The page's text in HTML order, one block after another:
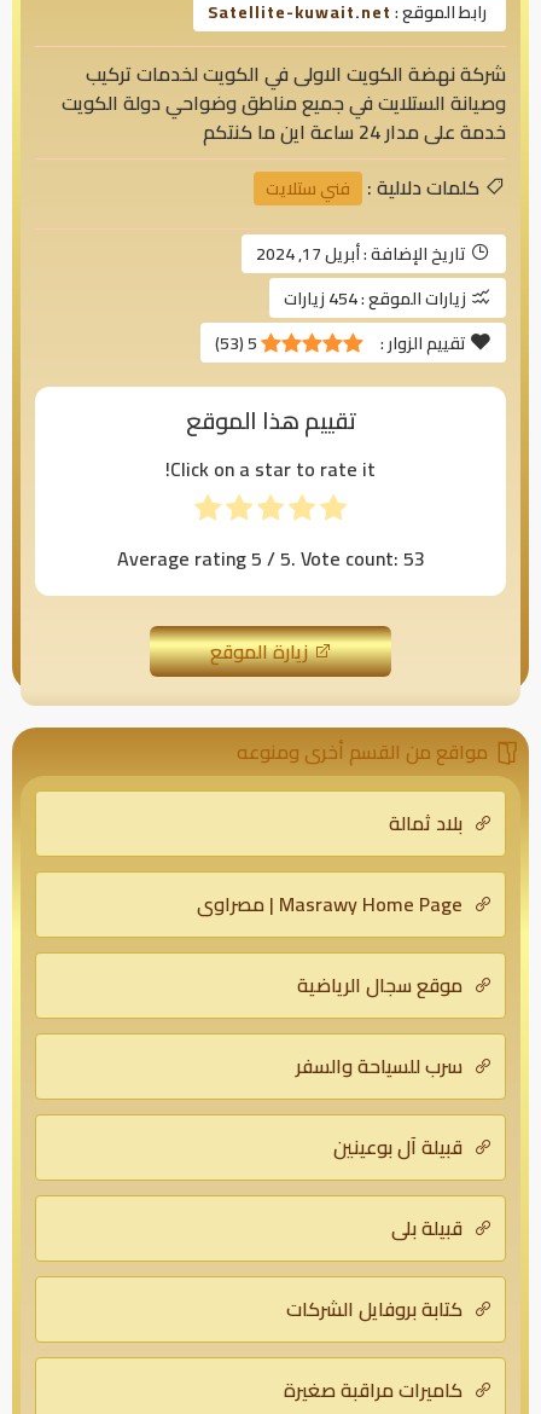
رابط الموقع :Satellite-kuwait.net
شركة نهضة الكويت الاولى في الكويت لخدمات تركيب
وصيانة الستلايت في جميع مناطق وضواحي دولة الكويت
خدمة على مدار 24 ساعة اين ما كنتكم
كلمات دلالية :
فني ستلايت
تاريخ الإضافة :أبريل 17, 2024
زيارات الموقع :454 زيارات
تقييم الزوار :
5
(
53
)
تقييم هذا الموقع
Click on a star to rate it!
Average rating5/ 5. Vote count:53
زيارة الموقع
مواقع من القسم أخرى ومنوعه
بلاد ثمالة
Masrawy Home Page | مصراوي
موقع سجال الرياضية
سرب للسياحة والسفر
قبيلة آل بوعينين
قبيلة بلي
كتابة بروفايل الشركات
كاميرات مراقبة صغيرة